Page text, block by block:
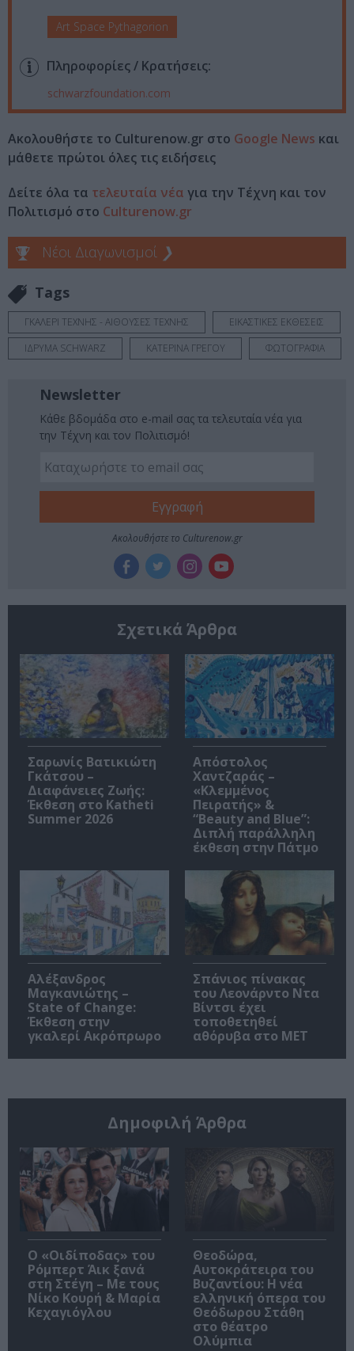
Art Space Pythagorion
Πληροφορίες / Κρατήσεις:
schwarzfoundation.com
Ακολουθήστε το Culturenow.gr στο Google News και
μάθετε πρώτοι όλες τις ειδήσεις
Δείτε όλα τα τελευταία νέα για την Τέχνη και τον
Πολιτισμό στο Culturenow.gr
Νέοι Διαγωνισμοί ❯
Tags
ΓΚΑΛΕΡΙ ΤΕΧΝΗΣ - ΑΙΘΟΥΣΕΣ ΤΕΧΝΗΣ
ΕΙΚΑΣΤΙΚΕΣ ΕΚΘΕΣΕΙΣ
ΙΔΡΥΜΑ SCHWARZ
ΚΑΤΕΡΙΝΑ ΓΡΕΓΟΥ ΦΩΤΟΓΡΑΦΙΑ
Newsletter
Κάθε βδομάδα στο e-mail σας τα τελευταία νέα για
την Τέχνη και τον Πολιτισμό!
Ακολουθήστε το Culturenow.gr
Σχετικά Άρθρα
Σαρωνίς Βατικιώτη
Γκάτσου –
Διαφάνειες Ζωής:
Έκθεση στο Katheti
Summer 2026
Απόστολος
Χαντζαράς –
«Κλεμμένος
Πειρατής» &
“Beauty and Blue”:
Διπλή παράλληλη
έκθεση στην Πάτμο
Αλέξανδρος
Μαγκανιώτης –
State of Change:
Έκθεση στην
γκαλερί Ακρόπρωρο
Σπάνιος πίνακας
του Λεονάρντο Ντα
Βίντσι έχει
τοποθετηθεί
αθόρυβα στο MET
Δημοφιλή Άρθρα
O «Οιδίποδας» του
Ρόμπερτ Άικ ξανά
στη Στέγη – Με τους
Νίκο Κουρή & Μαρία
Κεχαγιόγλου
Θεοδώρα,
Αυτοκράτειρα του
Βυζαντίου: Η νέα
ελληνική όπερα του
Θεόδωρου Στάθη
στο θέατρο
Ολύμπια